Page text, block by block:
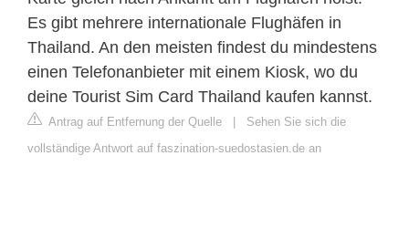
Es gibt mehrere internationale Flughäfen in
Thailand. An den meisten findest du mindestens
einen Telefonanbieter mit einem Kiosk, wo du
deine Tourist Sim Card Thailand kaufen kannst.
Antrag auf Entfernung der Quelle | Sehen Sie sich die
vollständige Antwort auf faszination-suedostasien.de an